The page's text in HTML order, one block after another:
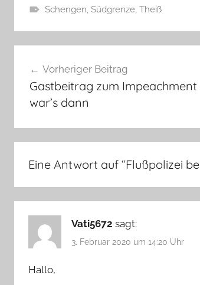
Schengen, Südgrenze, Theiß
Vorheriger Beitrag
Gastbeitrag zum Impeachment
war’s dann
Eine Antwort auf “Flußpolizei
Vati5672 sagt:
3. Februar 2020 um 14:20 Uhr
Hallo,